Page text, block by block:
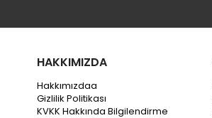
HAKKIMIZDA
Hakkımızdaa
Gizlilik Politikası
KVKK Hakkında Bilgilendirme